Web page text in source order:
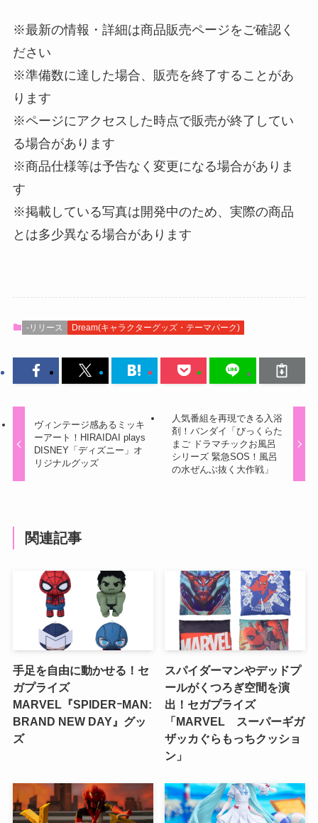
※最新の情報・詳細は商品販売ページをご確認く
ださい
※準備数に達した場合、販売を終了することがあ
ります
※ページにアクセスした時点で販売が終了してい
る場合があります
※商品仕様等は予告なく変更になる場合がありま
す
※掲載している写真は開発中のため、実際の商品
とは多少異なる場合があります
-リリース Dream(キャラクターグッズ・テーマパーク)
ヴィンテージ感あるミッキ
ーアート！HIRAIDAI plays
DISNEY「ディズニー」オ
リジナルグッズ
人気番組を再現できる入浴
剤！バンダイ「びっくらた
まご ドラマチックお風呂
シリーズ 緊急SOS！風呂
の水ぜんぶ抜く大作戦」
関連記事
手足を自由に動かせる！セ
ガプライズ
MARVEL『SPIDERｰMAN:
BRAND NEW DAY』グッ
ズ
スパイダーマンやデッドプ
ールがくつろぎ空間を演
出！セガプライズ
「MARVEL スーパーギガ
ザッカぐらもっちクッショ
ン」